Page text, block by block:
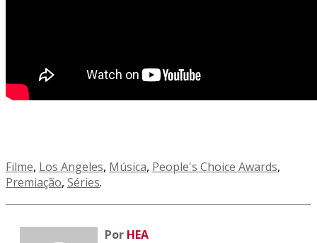
Filme, Los Angeles, Música, People's Choice Awards,
Premiação, Séries.
Por HEA